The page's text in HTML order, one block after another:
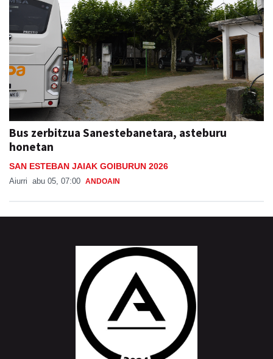
Bus zerbitzua Sanestebanetara, asteburu
honetan
SAN ESTEBAN JAIAK GOIBURUN 2026
Aiurri abu 05, 07:00 ANDOAIN